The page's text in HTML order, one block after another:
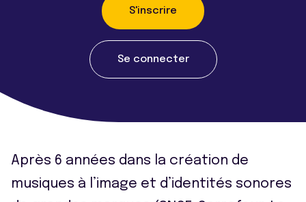
S'inscrire
Se connecter
Après 6 années dans la création de
musiques à l’image et d’identités sonores